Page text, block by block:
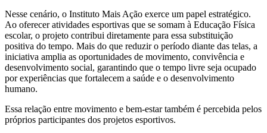
Nesse cenário, o Instituto Mais Ação exerce um papel estratégico.
Ao oferecer atividades esportivas que se somam à Educação Física
escolar, o projeto contribui diretamente para essa substituição
positiva do tempo. Mais do que reduzir o período diante das telas, a
iniciativa amplia as oportunidades de movimento, convivência e
desenvolvimento social, garantindo que o tempo livre seja ocupado
por experiências que fortalecem a saúde e o desenvolvimento
humano.
Essa relação entre movimento e bem-estar também é percebida pelos
próprios participantes dos projetos esportivos.